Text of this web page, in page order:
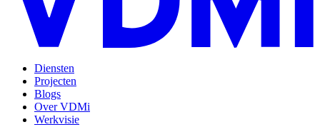
Diensten
Projecten
Blogs
Over VDMi
Werkvisie